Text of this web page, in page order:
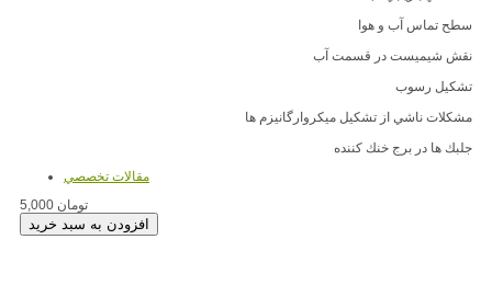
سطح تماس آب و هوا
نقش شيميست در قسمت آب
تشكيل رسوب
مشكلات ناشي از تشكيل ميكروارگانيزم ها
جلبك ها در برج خنك كننده
مقالات تخصصي
5,000 تومان